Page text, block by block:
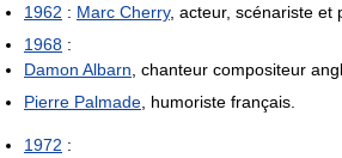
1962 : Marc Cherry, acteur, scénariste et
1968 :
Damon Albarn , chanteur compositeur
Pierre Palmade , humoriste français.
1972 :